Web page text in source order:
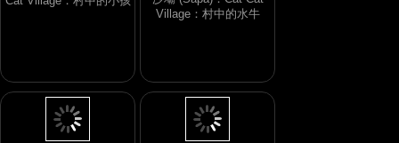
Village：村中的水牛